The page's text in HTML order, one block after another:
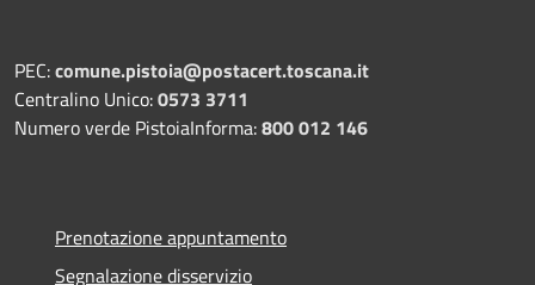
PEC:comune.pistoia@postacert.toscana.it
Centralino Unico:0573 3711
Numero verde PistoiaInforma:800 012 146
Prenotazione appuntamento
Segnalazione disservizio